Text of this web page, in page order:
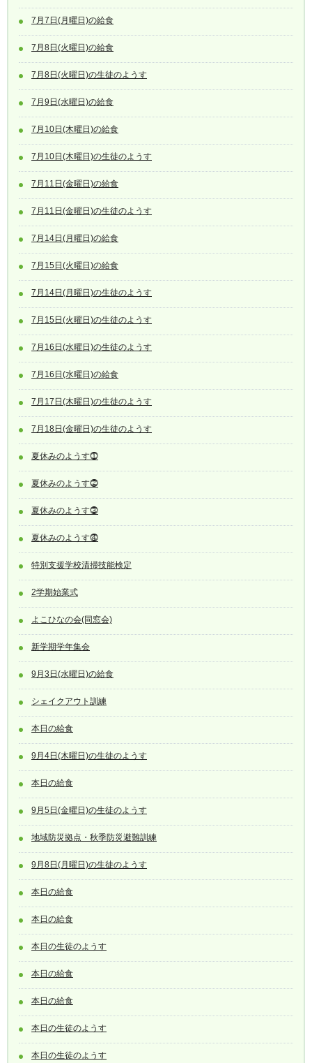
7月7日(月曜日)の給食
7月8日(火曜日)の給食
7月8日(火曜日)の生徒のようす
7月9日(水曜日)の給食
7月10日(木曜日)の給食
7月10日(木曜日)の生徒のようす
7月11日(金曜日)の給食
7月11日(金曜日)の生徒のようす
7月14日(月曜日)の給食
7月15日(火曜日)の給食
7月14日(月曜日)の生徒のようす
7月15日(火曜日)の生徒のようす
7月16日(水曜日)の生徒のようす
7月16日(水曜日)の給食
7月17日(木曜日)の生徒のようす
7月18日(金曜日)の生徒のようす
夏休みのようす⓵
夏休みのようす⓶
夏休みのようす⓷
夏休みのようす⓸
特別支援学校清掃技能検定
2学期始業式
よこひなの会(同窓会)
新学期学年集会
9月3日(水曜日)の給食
シェイクアウト訓練
本日の給食
9月4日(木曜日)の生徒のようす
本日の給食
9月5日(金曜日)の生徒のようす
地域防災拠点・秋季防災避難訓練
9月8日(月曜日)の生徒のようす
本日の給食
本日の給食
本日の生徒のようす
本日の給食
本日の給食
本日の生徒のようす
本日の生徒のようす